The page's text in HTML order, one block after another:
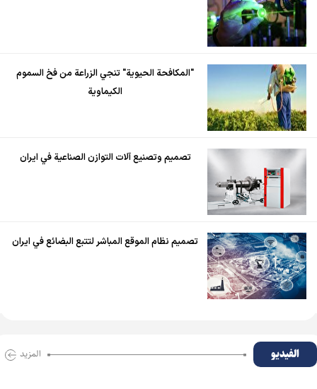
"المكافحة الحيوية" تنجي الزراعة من فخ السموم
الكيماوية
تصميم وتصنيع آلات التوازن الصناعية في ايران
تصميم نظام الموقع المباشر لتتبع البضائع في ايران
الفیدیو المزید